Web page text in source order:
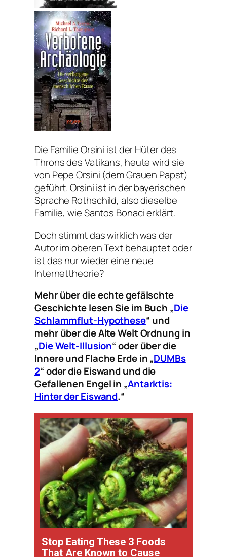
Die Familie Orsini ist der Hüter des
Throns des Vatikans, heute wird sie
von Pepe Orsini (dem Grauen Papst)
geführt. Orsini ist in der bayerischen
Sprache Rothschild, also dieselbe
Familie, wie Santos Bonaci erklärt.
Doch stimmt das wirklich was der
Autor im oberen Text behauptet oder
ist das nur wieder eine neue
Internettheorie?
Mehr über die echte gefälschte
Geschichte lesen Sie im Buch „Die
Schlammflut-Hypothese“ und
mehr über die Alte Welt Ordnung in
„Die Welt-Illusion“ oder über die
Innere und Flache Erde in „DUMBs
2“ oder die Eiswand und die
Gefallenen Engel in „Antarktis:
Hinter der Eiswand.“
Stop Eating These 3 Foods
That Are Known to Cause